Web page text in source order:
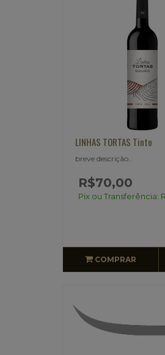
LINHAS TORTAS Tinto
breve descrição..
R$70,00
Pix ou Transferência:
COMPRAR